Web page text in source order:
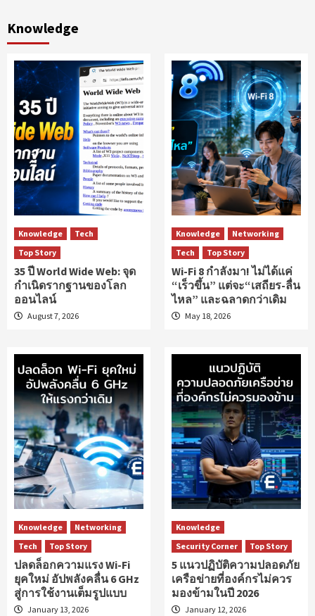
Knowledge
Knowledge
Tech
Top Story
35 ปี World Wide Web: จุด
กำเนิดรากฐานของโลก
ออนไลน์
August 7, 2026
Knowledge
Networking
Tech
Top Story
Wi-Fi 8 กำลังมา! ไม่ได้แค่
“เร็วขึ้น” แต่จะ“เสถียร-ลื่น
ไหล” และฉลาดกว่าเดิม
May 18, 2026
Knowledge
Networking
Tech
Top Story
ปลดล็อกความแรง Wi-Fi
ยุคใหม่ อัปพลังคลื่น 6 GHz
สู่การใช้งานเต็มรูปแบบ
January 13, 2026
Knowledge
Security Corner
Top Story
5 แนวปฏิบัติความปลอดภัย
เครือข่ายที่องค์กรไม่ควร
มองข้ามในปี 2026
January 12, 2026